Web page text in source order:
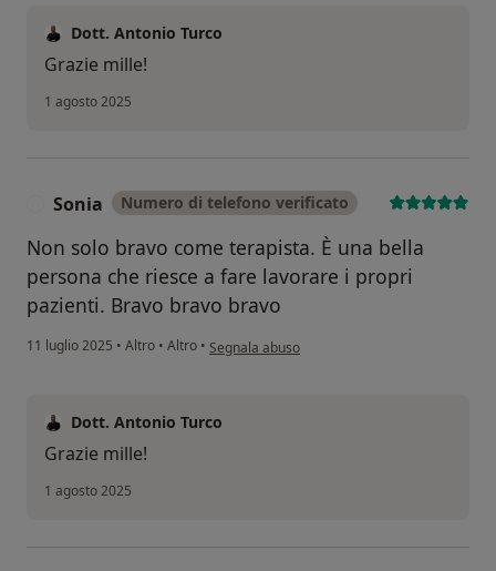
Dott. Antonio Turco
Grazie mille!
1 agosto 2025
Sonia Numero di telefono verificato
Non solo bravo come terapista. È una bella
persona che riesce a fare lavorare i propri
pazienti. Bravo bravo bravo
11 luglio 2025 • Altro • Altro • secondo l'opinione dell'utente Sonia
Segnala abuso
Dott. Antonio Turco
Grazie mille!
1 agosto 2025